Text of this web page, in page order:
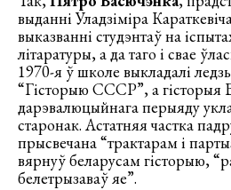
выданні Уладзіміра
выказванні студэнтаў на
літаратуры, а да таго і свае
1970-я ў школе выкладалі
“Гісторыю СССР”, а
дарэвалюцыйнага перыяду
старонак. Астатняя частка
прысвечана “трактарам і
вярнуў беларусам гісторыю,
белетрызаваў яе”.